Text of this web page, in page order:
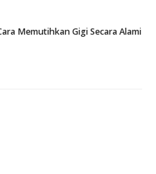
Memutihkan Gigi Secara Alami